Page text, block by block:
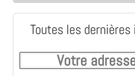
Toutes les